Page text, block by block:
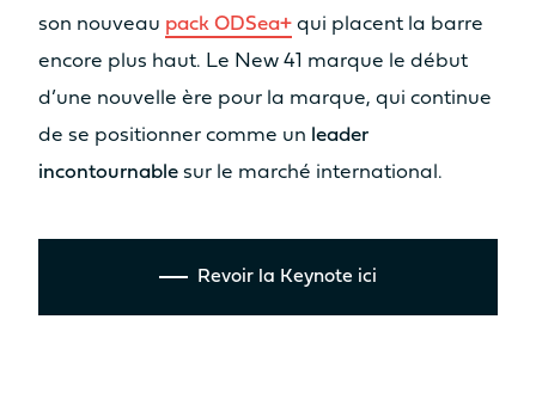
son nouveau pack ODSea+ qui placent la barre
encore plus haut. Le New 41 marque le début
d’une nouvelle ère pour la marque, qui continue
de se positionner comme un leader
incontournable sur le marché international.
Revoir la Keynote ici
Cuisine
Non
Cuisine
Non
SURFACE HABITABLE ESPACE
COCKPIT AVANT / SUNPAD